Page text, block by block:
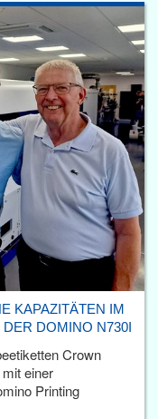
KAPAZITÄTEN IM
DOMINO N730I
Crown
einer
Printing